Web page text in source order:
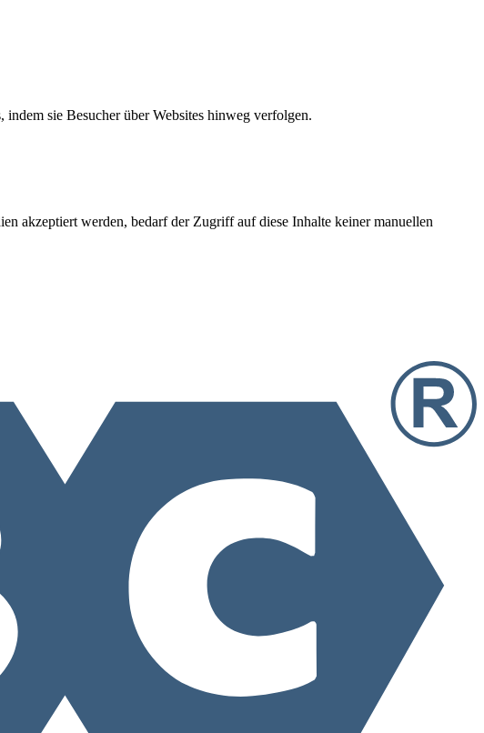
sie Besucher über Websites hinweg verfolgen.
akzeptiert werden, bedarf der Zugriff auf diese Inhalte keiner manuellen